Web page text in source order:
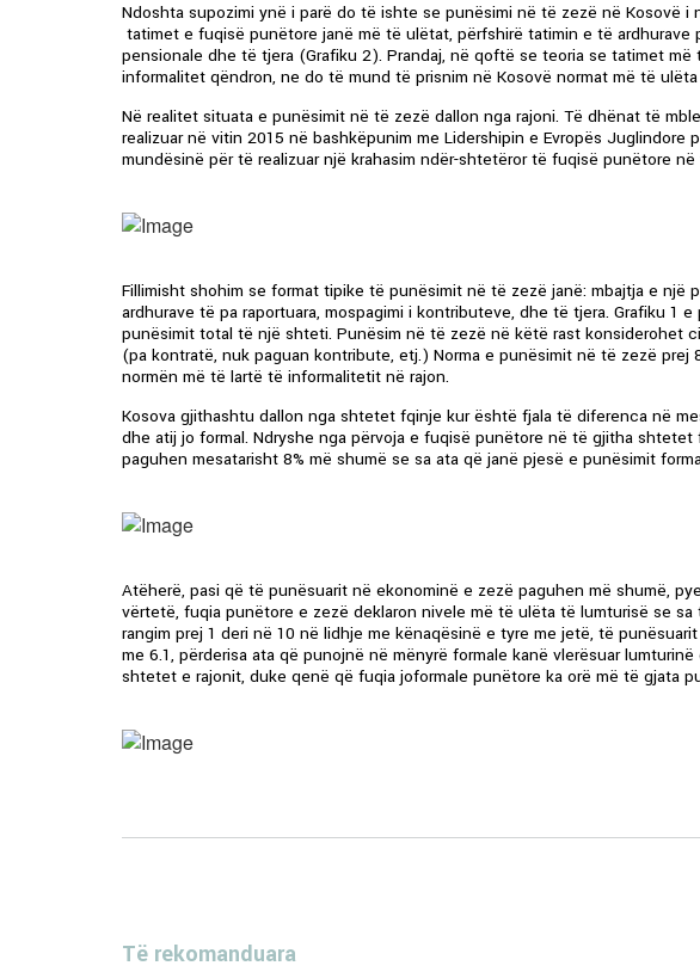
Ndoshta supozimi ynë i parë do të ishte se punësimi në të zezë në Kosovë i
tatimet e fuqisë punëtore janë më të ulëtat, përfshirë tatimin e të
pensionale dhe të tjera (Grafiku 2). Prandaj, në qoftë se teoria se tatimet
informalitet qëndron, ne do të mund të prisnim në Kosovë normat më të
Në realitet situata e punësimit në të zezë dallon nga rajoni. Të dhënat të
realizuar në vitin 2015 në bashkëpunim me Lidershipin e Evropës Juglindore
mundësinë për të realizuar një krahasim ndër-shtetëror të fuqisë punëtore në
Fillimisht shohim se format tipike të punësimit në të zezë janë: mbajtja e një
ardhurave të pa raportuara, mospagimi i kontributeve, dhe të tjera. Grafiku 1
punësimit total të një shteti. Punësim në të zezë në këtë rast konsiderohet
(pa kontratë, nuk paguan kontribute, etj.) Norma e punësimit në të zezë prej
normën më të lartë të informalitetit në rajon.
Kosova gjithashtu dallon nga shtetet fqinje kur është fjala të diferenca në
dhe atij jo formal. Ndryshe nga përvoja e fuqisë punëtore në të gjitha
paguhen mesatarisht 8% më shumë se sa ata që janë pjesë e punësimit
Atëherë, pasi që të punësuarit në ekonominë e zezë paguhen më shumë,
vërtetë, fuqia punëtore e zezë deklaron nivele më të ulëta të lumturisë se
rangim prej 1 deri në 10 në lidhje me kënaqësinë e tyre me jetë, të
me 6.1, përderisa ata që punojnë në mënyrë formale kanë vlerësuar
shtetet e rajonit, duke qenë që fuqia joformale punëtore ka orë më të gjata
Të rekomanduara